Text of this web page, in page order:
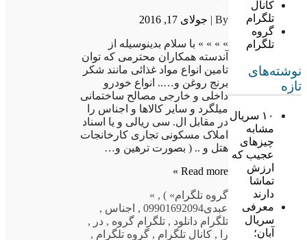
کانال
تلگرام
گروه
تلگرام
نوشته‌های
تازه
۱۰ سریال
مشابه
چیزهای
عجیب که
ارزش
تماشا
دارند
معرفی
سریال
آبان؛
By | جولای 17, 2016
» » » » با سلام بدینوسیله از
آندسته همکاران محترمی که توان
تامین انواع مواد غذائی مانند شکر
برنج روغن و….. انواع خودرو
داخلی و خارجی مصالح ساختمانی
میلگرد و سایر کالاها و اجناس را
در مقابل ال. سی ریالی و یا اسناد
املاک مسکونی تجاری کارخانجات
هتل و .. ( بصورت ترهین و…
Read more »
گروه تلگرام» )
,
»
عبدی09901692094
, اجناس ,
تلگرام دانلود , تلگرام گروه , در ,
را
, کانال تلگرام , گروه تلگرام ,